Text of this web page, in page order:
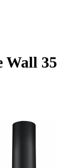
35